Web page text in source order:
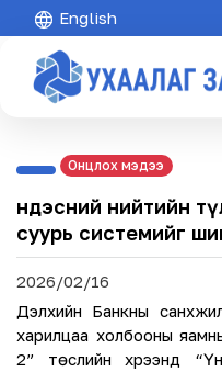
English
Онцлох мэдээ
Үндэсний нийтийн
суурь системийг
2026/02/16
Дэлхийн Банкны
харилцаа холбооны
2” төслийн хүрээнд